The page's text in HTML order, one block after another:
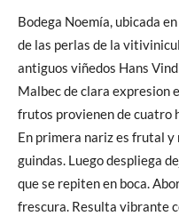
Bodega Noemía, ubicada
de las perlas de la
antiguos viñedos Hans
Malbec de clara expresion
frutos provienen de cuatro
En primera nariz es frutal y
guindas. Luego despliega
que se repiten en boca.
frescura. Resulta vibrante